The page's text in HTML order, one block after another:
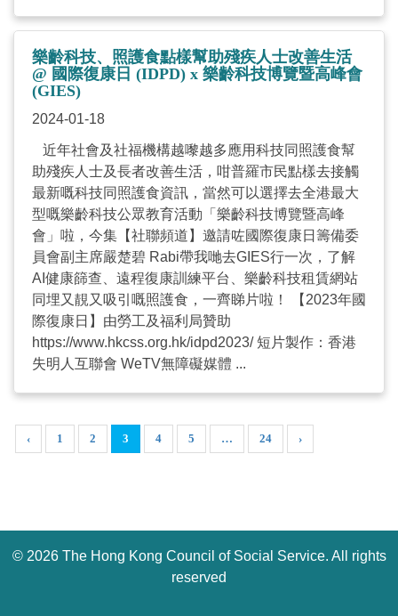
基地」，以院友、前線照顧人員、社工、護士及治療
師等真實用家，創設10個主題的應用評估框架，為業
界提供樂齡科技評估要素、流程和測試計劃的標準，
加快相關產品及服務「落地」，惠及眾多居於院舍的
長者、殘疾人士及員工。 創建網上知識庫：隨著人口
高齡化，銀髮市場發展潛力豐厚，長者不再單單是傳
統社會服務使用者，長者及其照顧者亦以消費者的身
份為樂齡科技產業作出貢獻，為自己及家人選購合適
的產品及服務，提升生活質素。公眾人士可瀏覽平台
創建的知識庫 (網址：https://gtplatform.hk/) ，當中載
列超過1,000項樂齡科技產品/應用方案的資料，讓市
民在選購樂齡科技產品時參考。 鼓勵用家參與：舉辦
超過27個課程，培訓190位長者成為「樂齡科技創新
大使」，除了裝備他們應用不同樂齡科技產品及解決
方案方面的知識，同時為樂齡科技供應方提供第一身
用家意見，加快產品研發，令產品順利與長者生活需
要接軌。 「樂齡科技『樂』在社區」展覽 為了讓公眾
和地區持份者認識更多樂齡科技，平台不斷進行地區
月26至27日於深水埗V Walk商場地下中庭舉行，歡迎
統，和走失追踨系統等，有助於解決長者及照顧者生
同工（包括中心主任、社工、職業治療師、物理治療
師、護士等等） 名額：15人 （成功報名之參加者將
於稍後時間接獲電郵確認登記） 敬希閣下於 2024年2
月20日（中午 12時）或之前於網上報名，以便安排。
如有任何查詢，歡迎與麥小姐聯絡（電話 : 3705-
附件：誠邀參與《樂齡及康復科技產品應用 — 經驗分
享與前瞻 》 焦點小組訪問通告 ...
樂齡科技、照護食點樣幫助殘疾人士改善生活
@ 國際復康日 (IDPD) x 樂齡科技博覽暨高峰會
(GIES)
2024-01-18
近年社會及社福機構越嚟越多應用科技同照護食幫
助殘疾人士及長者改善生活，咁普羅市民點樣去接觸
最新嘅科技同照護食資訊，當然可以選擇去全港最大
型嘅樂齡科技公眾教育活動「樂齡科技博覽暨高峰
會」啦，今集【社聯頻道】邀請咗國際復康日籌備委
員會副主席嚴楚碧 Rabi帶我哋去GIES行一次，了解
AI健康篩查、遠程復康訓練平台、樂齡科技租賃網站
同埋又靚又吸引嘅照護食，一齊睇片啦！ 【2023年國
際復康日】由勞工及福利局贊助
https://www.hkcss.org.hk/idpd2023/ 短片製作：香港
失明人互聯會 WeTV無障礙媒體 ...
‹ 1 2 3 4 5 … 24 ›
© 2026 The Hong Kong Council of Social Service. All rights
reserved